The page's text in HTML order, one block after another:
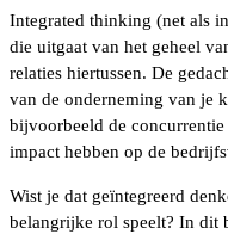
Integrated thinking (net als
die uitgaat van het geheel
relaties hiertussen. De
van de onderneming van je
bijvoorbeeld de
impact hebben op de
Wist je dat geïntegreerd
belangrijke rol speelt? In dit